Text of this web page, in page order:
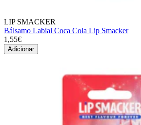
LIP SMACKER
Bálsamo Labial Coca Cola Lip Smacker
1,55€
Adicionar